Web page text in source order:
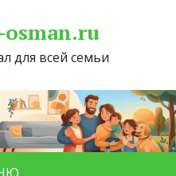
для всей семьи